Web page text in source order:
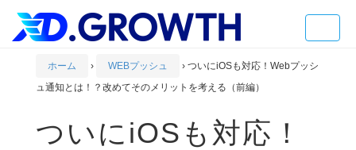
ホーム › WEBプッシュ › ついにiOSも対応！Webプッシ
ュ通知とは！？改めてそのメリットを考える（前編）
ついにiOSも対応！